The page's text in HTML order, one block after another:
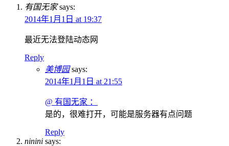
有国无家 says:
2014年1月1日 at 19:37
最近无法登陆动态网
Reply
美博园 says:
2014年1月1日 at 21:55
@ 有国无家 ：
是的，很难打开，可能是服务器有点问题
Reply
ninini says: